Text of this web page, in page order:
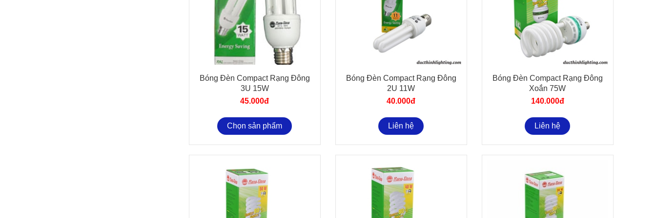
Bóng Đèn Compact Rạng Đông
3U 15W
45.000đ
Chọn sản phẩm
Bóng Đèn Compact Rạng Đông
2U 11W
40.000đ
Liên hệ
Bóng Đèn Compact Rạng Đông
Xoắn 75W
140.000đ
Liên hệ
Quý khách có nhu cầumua sỉxin để lại email trong phần liên hệ hoặczalo
0908844580để nhận giá đại lý, xin cảm ơn!